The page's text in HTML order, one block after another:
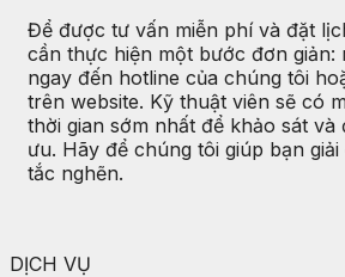
Để được tư vấn miễn phí và đặt
cần thực hiện một bước đơn giản:
ngay đến hotline của chúng tôi
trên website. Kỹ thuật viên sẽ có
thời gian sớm nhất để khảo sát và
ưu. Hãy để chúng tôi giúp bạn
tắc nghẽn.
DỊCH VỤ